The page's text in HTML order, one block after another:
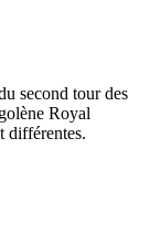
second tour des
Royal
différentes.